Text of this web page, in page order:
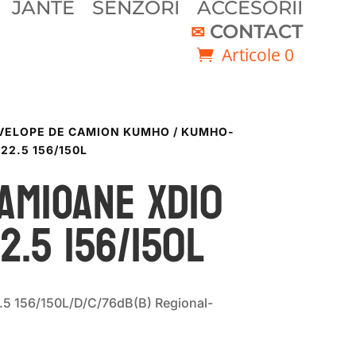
JANTE SENZORI
ACCESORII
CONTACT
Articole 0
DE CAMION KUMHO / KUMHO-
156/150L
XD10
156/150L
156/150L/D/C/76dB(B) Regional-